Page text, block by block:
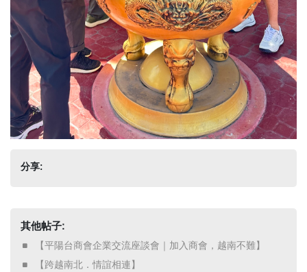
分享:
其他帖子:
​ 【平陽台商會企業交流座談會｜加入商會，越南不難】 ​
​ 【跨越南北．情誼相連】 ​